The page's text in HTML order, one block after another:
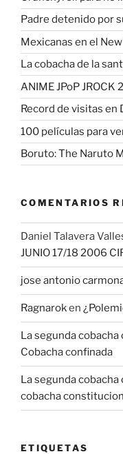
Padre detenido por
Mexicanas en el
La cobacha de la
ANIME JPoP JROCK
Record de visitas en
100 películas para
Boruto: The Naruto
COMENTARIOS
Daniel Talavera
JUNIO 17/18 2006
jose antonio
Ragnaroken
La segunda
Cobacha confinada
La segunda
cobacha
ETIQUETAS